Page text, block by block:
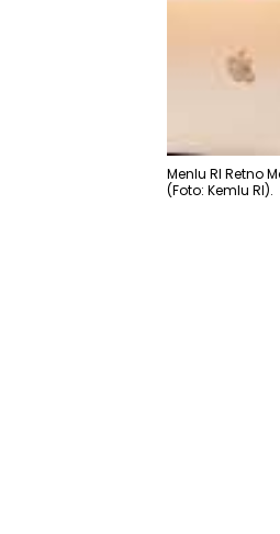
Menlu RI Retno
(Foto: Kemlu RI).